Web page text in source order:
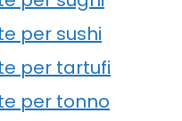
per sushi
per tartufi
per tonno